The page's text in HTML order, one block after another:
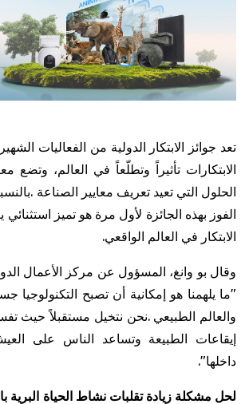
تعد جوائز الابتكار الدولية من الفعاليات
الابتكارات تأثيراً وتطلّعاً في العالم، وتضع
الحلول التي تعيد تعريف معايير الصناعة .
الفوز بهذه الجائزة لأول مرة هو تميز استثنائي
الابتكار في العالم الواقعي.
وقال بو وانغ، المسؤول عن مركز الأعمال
"ما يلهمنا هو إمكانية أن تصبح التكنولوجيا
والعالم الطبيعي .نحن نتخيل مستقبلاً حيث
إيقاعات الطبيعة وتساعد الناس على
داخلها."
لحل مشكلة زيادة تقلبات نشاط الحياة البرية